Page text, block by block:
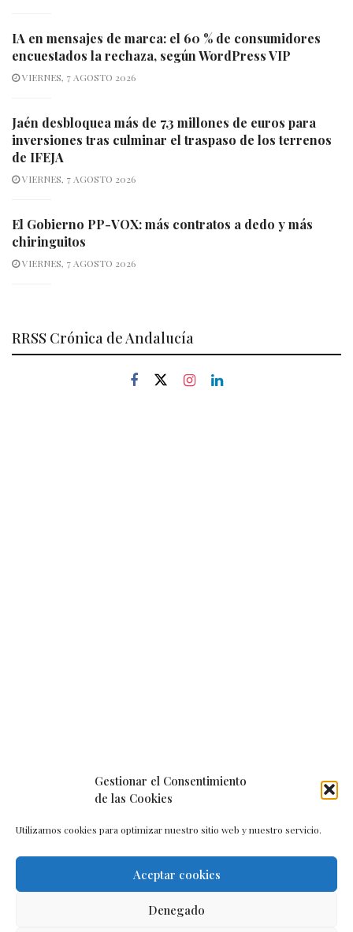
Gestionar el Consentimiento
de las Cookies
Utilizamos cookies para optimizar nuestro sitio web y nuestro servicio.
Aceptar cookies
Denegado
IA en mensajes de marca: el 60 % de consumidores
encuestados la rechaza, según WordPress VIP
VIERNES, 7 AGOSTO 2026
Jaén desbloquea más de 7,3 millones de euros para
inversiones tras culminar el traspaso de los terrenos
de IFEJA
VIERNES, 7 AGOSTO 2026
El Gobierno PP-VOX: más contratos a dedo y más
chiringuitos
VIERNES, 7 AGOSTO 2026
RRSS Crónica de Andalucía
Política de cookies